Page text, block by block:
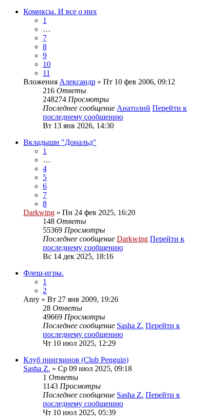
Комиксы. И все о них
1
…
7
8
9
10
11
Вложения Александр » Пт 10 фев 2006, 09:12
216 Ответы
248274 Просмотры
Последнее сообщение Анатолий Перейти к
последнему сообщению
Вт 13 янв 2026, 14:30
Вкладыши "Дональд"
1
…
4
5
6
7
8
Darkwing » Пн 24 фев 2025, 16:20
148 Ответы
55369 Просмотры
Последнее сообщение Darkwing Перейти к
последнему сообщению
Вс 14 дек 2025, 18:16
Флеш-игры.
1
2
Anry » Вт 27 янв 2009, 19:26
28 Ответы
49669 Просмотры
Последнее сообщение Sasha Z. Перейти к
последнему сообщению
Чт 10 июл 2025, 12:29
Клуб пингвинов (Club Penguin)
Sasha Z. » Ср 09 июл 2025, 09:18
1 Ответы
1143 Просмотры
Последнее сообщение Sasha Z. Перейти к
последнему сообщению
Чт 10 июл 2025, 05:39